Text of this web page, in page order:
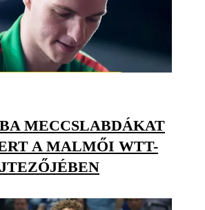
MECCSLABDÁKAT
A MALMŐI WTT-